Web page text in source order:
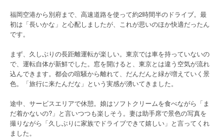
福岡空港から別府まで、高速道路を使って約2時間半のドライブ。最
初は「長いかな」と心配しましたが、これが思いのほか快適だったん
です。
まず、久しぶりの長距離運転が楽しい。東京では車を持っていないの
で、運転自体が新鮮でした。窓を開けると、東京とは違う空気が流れ
込んできます。都会の喧騒から離れて、だんだんと緑が増えていく景
色。「旅行に来たんだな」という実感が湧いてきました。
途中、サービスエリアで休憩。娘はソフトクリームを食べながら「ま
だ着かないの?」と言いつつも楽しそう。妻は助手席で景色の写真を
撮りながら「久しぶりに家族でドライブできて嬉しい」と言ってくれ
ました。